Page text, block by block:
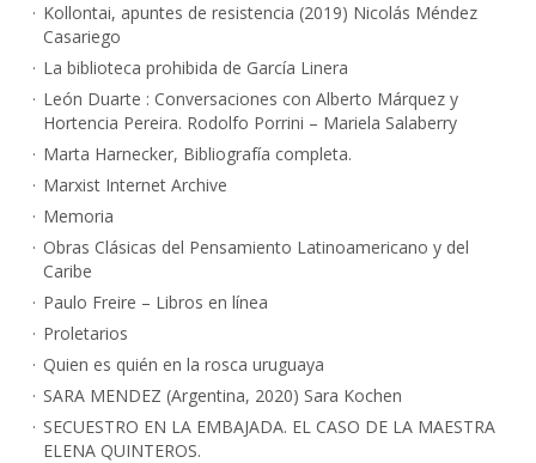
Kollontai, apuntes de resistencia (2019) Nicolás Méndez
Casariego
La biblioteca prohibida de García Linera
León Duarte : Conversaciones con Alberto Márquez y
Hortencia Pereira. Rodolfo Porrini – Mariela Salaberry
Marta Harnecker, Bibliografía completa.
Marxist Internet Archive
Memoria
Obras Clásicas del Pensamiento Latinoamericano y del
Caribe
Paulo Freire – Libros en línea
Proletarios
Quien es quién en la rosca uruguaya
SARA MENDEZ (Argentina, 2020) Sara Kochen
SECUESTRO EN LA EMBAJADA. EL CASO DE LA MAESTRA
ELENA QUINTEROS.